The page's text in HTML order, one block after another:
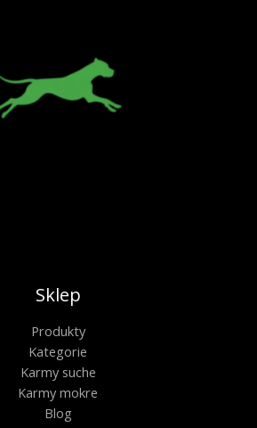
Sklep
Produkty
Kategorie
Karmy suche
Karmy mokre
Blog